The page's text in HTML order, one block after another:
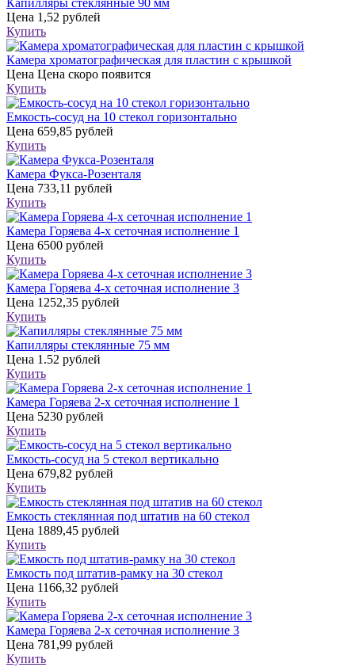
Капилляры стеклянные 90 мм
Цена 1,52 рублей
Купить
Камера хроматографическая для пластин с крышкой
Цена Цена скоро появится
Купить
Емкость-сосуд на 10 стекол горизонтально
Цена 659,85 рублей
Купить
Камера Фукса-Розенталя
Цена 733,11 рублей
Купить
Камера Горяева 4-х сеточная исполнение 1
Цена 6500 рублей
Купить
Камера Горяева 4-х сеточная исполнение 3
Цена 1252,35 рублей
Купить
Капилляры стеклянные 75 мм
Цена 1.52 рублей
Купить
Камера Горяева 2-х сеточная исполнение 1
Цена 5230 рублей
Купить
Емкость-сосуд на 5 стекол вертикально
Цена 679,82 рублей
Купить
Емкость стеклянная под штатив на 60 стекол
Цена 1889,45 рублей
Купить
Емкость под штатив-рамку на 30 стекол
Цена 1166,32 рублей
Купить
Камера Горяева 2-х сеточная исполнение 3
Цена 781,99 рублей
Купить